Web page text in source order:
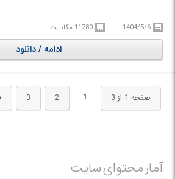
دانشگاه‌ها، شرکت‌ها و افراد است. این دوره
آموزشی ساختاریافته به شمار می‌رود و برای
پروژه‌های ساختمانی با آرشی‌کد، مدیریت اطلاعات
استفاده از ابزارها و عملکردهای پیشرفته‌تر برای
پیشرفته هستند.
1404/5/6 11780 مگابایت
ادامه / دانلود
صفحه 1 از 3 1
2
3
آمار محتوای سایت